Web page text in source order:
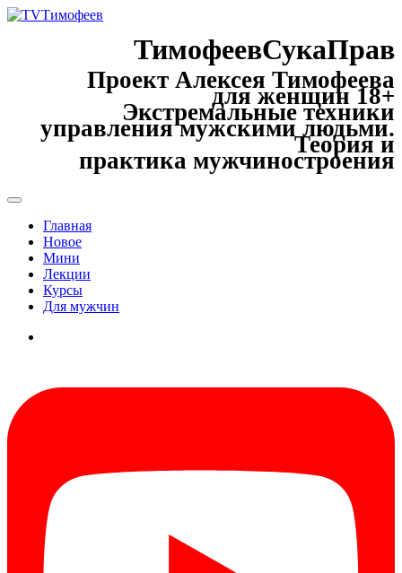
ТимофеевСукаПрав
Проект Алексея Тимофеева
для женщин 18+
Экстремальные техники
управления мужскими людьми.
Теория и
практика мужчиностроения
Главная
Новое
Мини
Лекции
Курсы
Для мужчин